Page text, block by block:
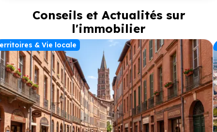
détente. Pour simplifier le quotidien, la résidence dispose d’un
parking extérieur sécurisé et d’un local à vélos
mobilités douces. Entre tranquillité, nature et
toulousaine, Roquettes s’impose comme une adresse idéale
pour construire un projet de vie harmonieux.
Conseils et Actualités sur
l'immobilier
& Vie locale